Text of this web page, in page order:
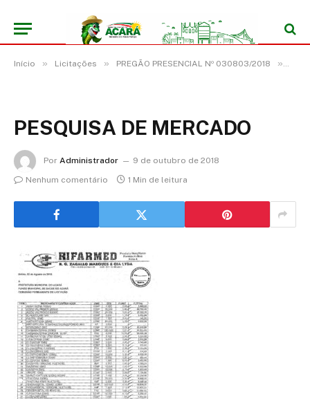
Início » Licitações » PREGÃO PRESENCIAL Nº 030803/2018 »
PESQUISA DE MERCADO
Por Administrador
9 de outubro de 2018
Nenhum comentário
1 Min de leitura